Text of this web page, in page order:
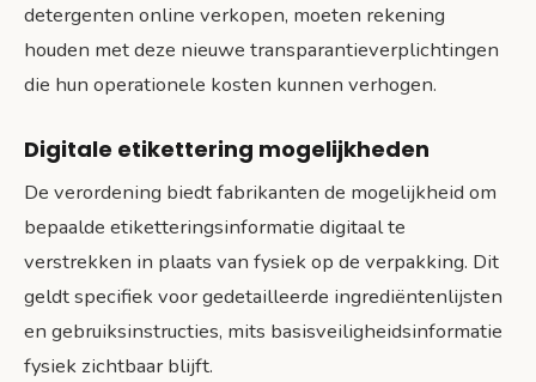
detergenten online verkopen, moeten rekening
houden met deze nieuwe transparantieverplichtingen
die hun operationele kosten kunnen verhogen.
Digitale etikettering mogelijkheden
De verordening biedt fabrikanten de mogelijkheid om
bepaalde etiketteringsinformatie digitaal te
verstrekken in plaats van fysiek op de verpakking. Dit
geldt specifiek voor gedetailleerde ingrediëntenlijsten
en gebruiksinstructies, mits basisveiligheidsinformatie
fysiek zichtbaar blijft.